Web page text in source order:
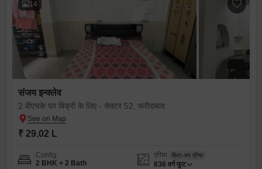
14
संजय इन्क्लेव
2 बीएचके घर बिक्री के लिए - सेक्टर 52, फरीदाबाद
₹ 29.02 L
Config
2 BHK + 2 Bath
एरिया बिल्ट-अप एरिया
836 वर्ग फुट